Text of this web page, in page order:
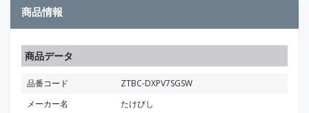
商品情報
商品データ
品番コード
ZTBC-DXPV7SGSW
メーカー名
たけびし